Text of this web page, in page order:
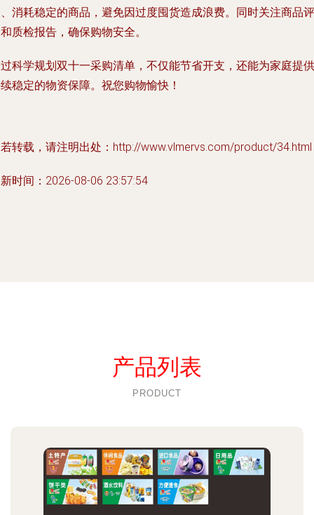
消耗稳定的商品，避免因过度囤货造成浪费。同时关注商品评
质检报告，确保购物安全。
科学规划双十一采购清单，不仅能节省开支，还能为家庭提供
稳定的物资保障。祝您购物愉快！
转载，请注明出处：http://www.vlmervs.com/product/34.html
时间：2026-08-06 23:57:54
产品列表
PRODUCT